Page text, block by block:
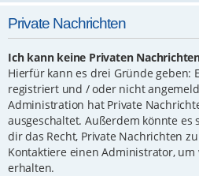
Private Nachrichten
Ich kann keine Privaten
Hierfür kann es drei Gründe geben:
registriert und / oder nicht
Administration hat Private
ausgeschaltet. Außerdem könnte
dir das Recht, Private Nachrichten
Kontaktiere einen Administrator,
erhalten.